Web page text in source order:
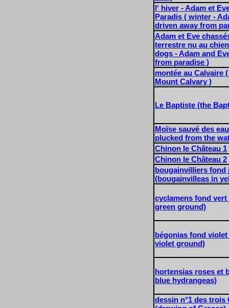
l' hiver - Adam et
Paradis ( winter -
driven away from
Adam et Eve
terrestre nu au
dogs - Adam and
from paradise )
montée au Calvaire
Mount Calvary )
Le Baptiste (the
Moïse sauvé des
plucked from the
Chinon le Château 1
Chinon le Château 2
bougainvilliers fond
(bougainvilleas in
cyclamens fond
green ground)
bégonias fond
violet ground)
hortensias roses et
blue hydrangeas)
dessin n°1 des trois